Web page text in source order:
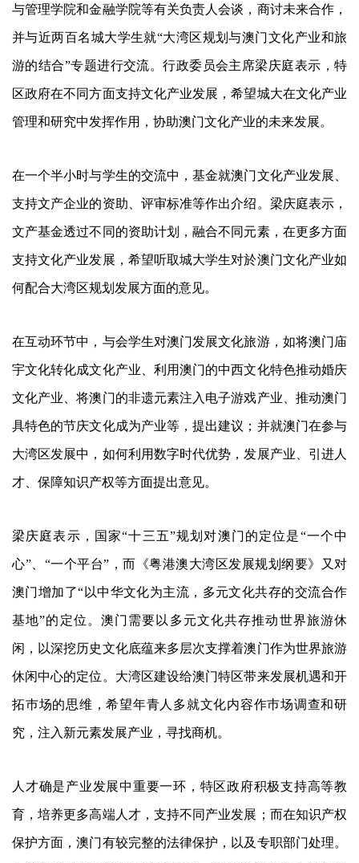
与管理学院和金融学院等有关负责人会谈，商讨未来合作，
并与近两百名城大学生就“大湾区规划与澳门文化产业和旅
游的结合”专题进行交流。行政委员会主席梁庆庭表示，特
区政府在不同方面支持文化产业发展，希望城大在文化产业
管理和研究中发挥作用，协助澳门文化产业的未来发展。
在一个半小时与学生的交流中，基金就澳门文化产业发展、
支持文产企业的资助、评审标准等作出介绍。梁庆庭表示，
文产基金透过不同的资助计划，融合不同元素，在更多方面
支持文化产业发展，希望听取城大学生对於澳门文化产业如
何配合大湾区规划发展方面的意见。
在互动环节中，与会学生对澳门发展文化旅游，如将澳门庙
宇文化转化成文化产业、利用澳门的中西文化特色推动婚庆
文化产业、将澳门的非遗元素注入电子游戏产业、推动澳门
具特色的节庆文化成为产业等，提出建议；并就澳门在参与
大湾区发展中，如何利用数字时代优势，发展产业、引进人
才、保障知识产权等方面提出意见。
梁庆庭表示，国家“十三五”规划对澳门的定位是“一个中
心”、“一个平台”，而《粤港澳大湾区发展规划纲要》又对
澳门增加了“以中华文化为主流，多元文化共存的交流合作
基地”的定位。澳门需要以多元文化共存推动世界旅游休
闲，以深挖历史文化底蕴来多层次支撑着澳门作为世界旅游
休闲中心的定位。大湾区建设给澳门特区带来发展机遇和开
拓巿场的思维，希望年青人多就文化内容作巿场调查和研
究，注入新元素发展产业，寻找商机。
人才确是产业发展中重要一环，特区政府积极支持高等教
育，培养更多高端人才，支持不同产业发展；而在知识产权
保护方面，澳门有较完整的法律保护，以及专职部门处理。